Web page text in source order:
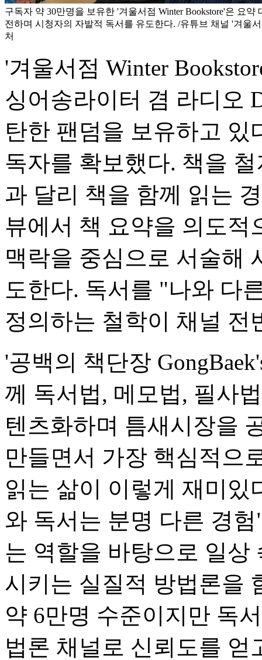
구독자 약 30만명을 보유한 '겨울서점 Winter Bookstore'은 요
전하며 시청자의 자발적 독서를 유도한다. /유튜브 채널 '겨울서
처
'겨울서점 Winter
싱어송라이터 겸 라디오
탄한 팬덤을 보유하고 있
독자를 확보했다. 책을
과 달리 책을 함께 읽는
뷰에서 책 요약을 의도적
맥락을 중심으로 서술해
도한다. 독서를 "나와 다
정의하는 철학이 채널 전
'공백의 책단장
께 독서법, 메모법, 필사
텐츠화하며 틈새시장을
만들면서 가장 핵심적으
읽는 삶이 이렇게 재미
와 독서는 분명 다른 경
는 역할을 바탕으로 일상
시키는 실질적 방법론을
약 6만명 수준이지만 독
법론 채널로 신뢰도를 얻